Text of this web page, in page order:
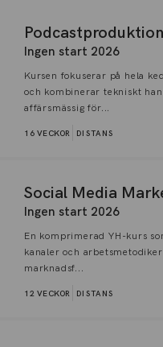
Podcastproduktion
Ingen start 2026
Kursen fokuserar på hela
och kombinerar tekniskt
affärsmässig för...
16 VECKOR DISTANS
Social Media
Ingen start 2026
En komprimerad YH-kurs
kanaler och
marknadsf...
12 VECKOR DISTANS